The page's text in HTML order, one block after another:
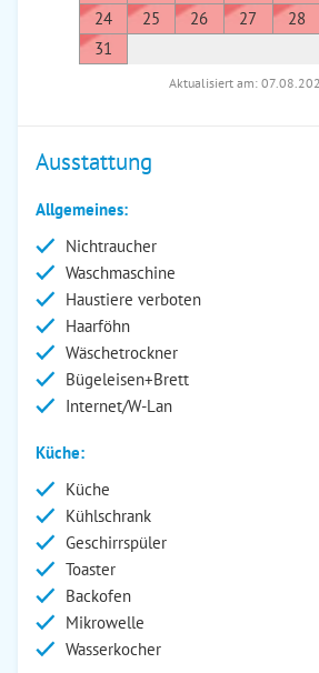
24
25 26 27 28
31
Aktualisiert am:
Ausstattung
Allgemeines:
Nichtraucher
Waschmaschine
Haustiere verboten
Haarföhn
Wäschetrockner
Bügeleisen+Brett
Internet/W-Lan
Küche:
Küche
Kühlschrank
Geschirrspüler
Toaster
Backofen
Mikrowelle
Wasserkocher